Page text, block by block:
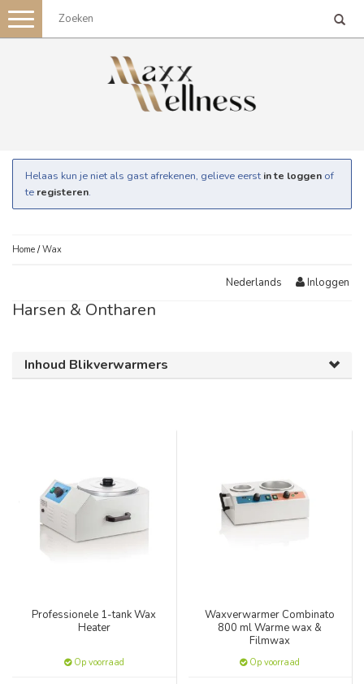
Toggle
navigation
Helaas kun je niet als gast afrekenen, gelieve eerst in te loggen of
te registeren.
Home /Wax
Nederlands Inloggen
Harsen & Ontharen
Inhoud Blikverwarmers
Professionele 1-tank Wax
Heater
Op voorraad
Waxverwarmer Combinato
800 ml Warme wax &
Filmwax
Op voorraad